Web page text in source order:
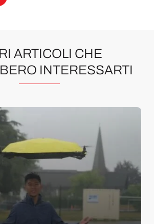
ARTICOLI CHE
INTERESSARTI